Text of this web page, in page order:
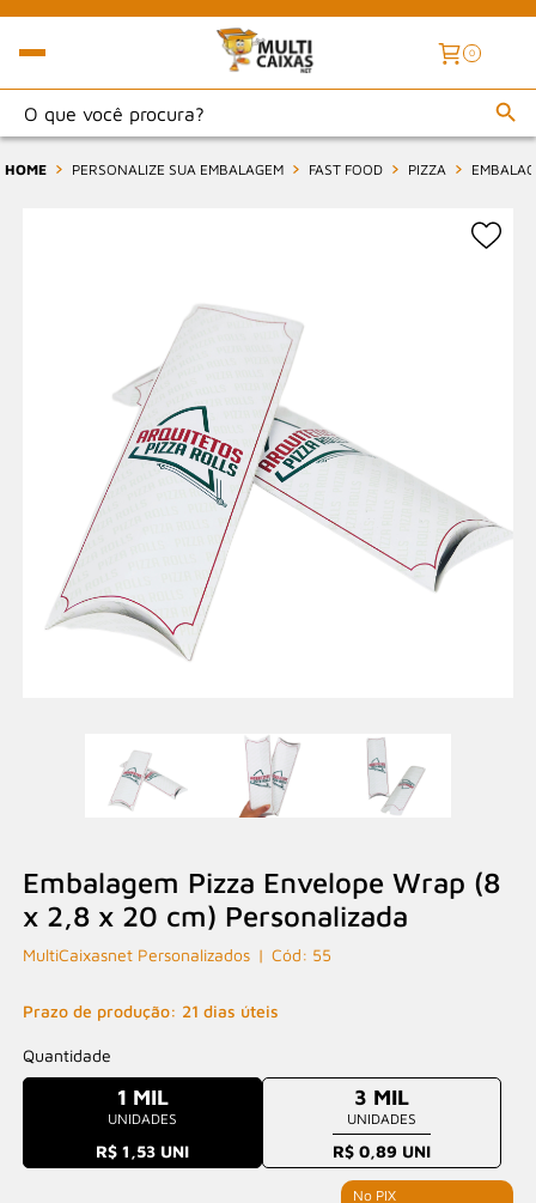
0
HOME PERSONALIZE SUA EMBALAGEM FAST FOOD PIZZA
Embalagem Pizza Envelope Wrap (8
x 2,8 x 20 cm) Personalizada
MultiCaixasnet Personalizados 55
Prazo de produção: 21 dias úteis
Quantidade
1 MIL
UNIDADES
R$ 1,53 UNI
3 MIL
UNIDADES
R$ 0,89 UNI